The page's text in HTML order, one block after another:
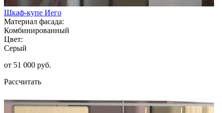
Шкаф-купе Иего
Материал фасада:
Комбинированный
Цвет:
Серый
от 51 000 руб.
Рассчитать